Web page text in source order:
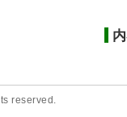
reserved.